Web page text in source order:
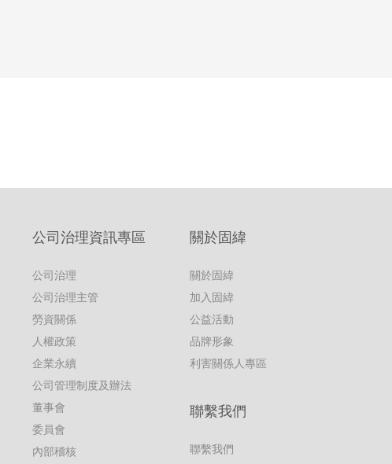
公司治理資訊專區
公司治理
公司治理主管
勞資關係
人權政策
企業永續
公司管理制度及辦法
董事會
委員會
內部稽核
關於固緯
關於固緯
加入固緯
公益活動
品牌形象
利害關係人專區
聯繫我們
聯繫我們